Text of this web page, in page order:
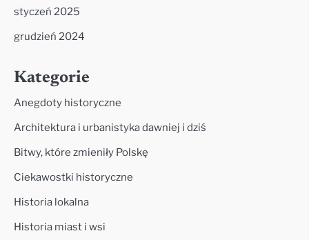
styczeń 2025
grudzień 2024
Kategorie
Anegdoty historyczne
Architektura i urbanistyka dawniej i dziś
Bitwy, które zmieniły Polskę
Ciekawostki historyczne
Historia lokalna
Historia miast i wsi